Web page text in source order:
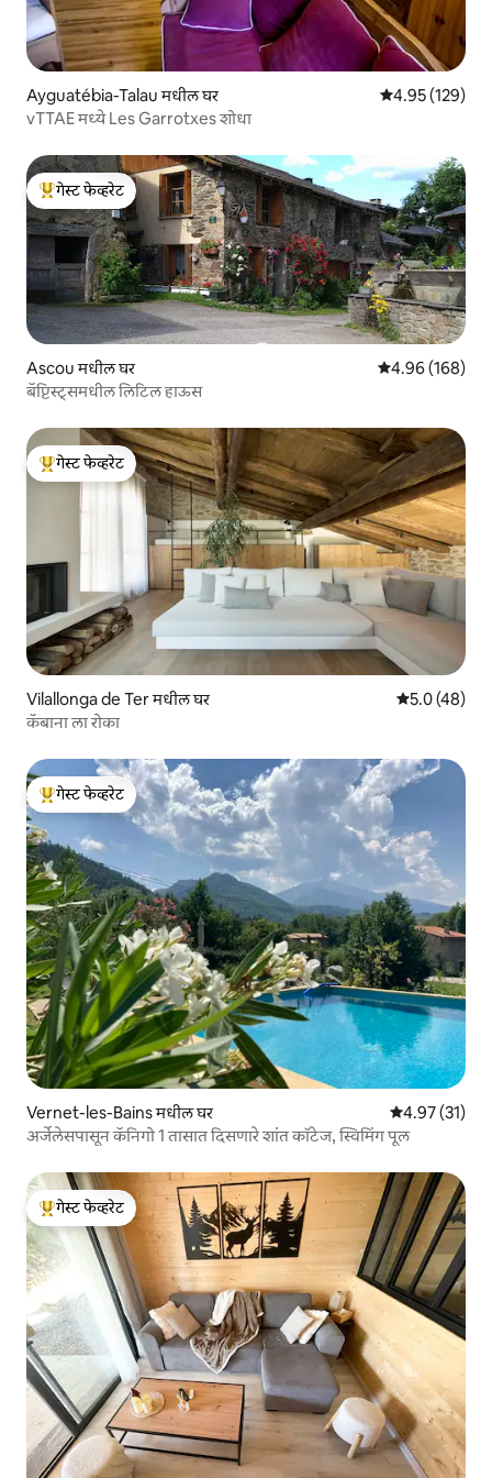
Ayguatébia-Talau मधील घर 5 पैकी 4.95
4.95 (129)
vTTAE मध्ये Les Garrotxes शोधा
टॉप गेस्ट फेव्हरेट
गेस्ट फेव्हरेट
Ascou मधील घर 5 पैकी 4.96
4.96 (168)
बॅप्टिस्ट्समधील लिटिल हाऊस
टॉप गेस्ट फेव्हरेट
गेस्ट फेव्हरेट
Vilallonga de Ter मधील घर 5 पैकी 5.0
5.0 (48)
कॅबाना ला रोका
टॉप गेस्ट फेव्हरेट
गेस्ट फेव्हरेट
Vernet-les-Bains मधील घर 5 पैकी 4.97
4.97 (31)
अर्जेलेसपासून कॅनिगो 1 तासात दिसणारे शांत कॉटेज, स्विमिंग पूल
टॉप गेस्ट फेव्हरेट
गेस्ट फेव्हरेट